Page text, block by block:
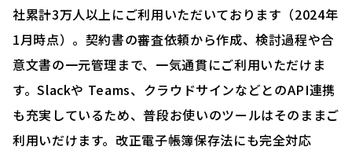
社累計3万人以上にご利用いただいております（2024年
1月時点）。契約書の審査依頼から作成、検討過程や合
意文書の一元管理まで、一気通貫にご利用いただけま
す。Slackや Teams、クラウドサインなどとのAPI連携
も充実しているため、普段お使いのツールはそのままご
利用いだけます。改正電子帳簿保存法にも完全対応